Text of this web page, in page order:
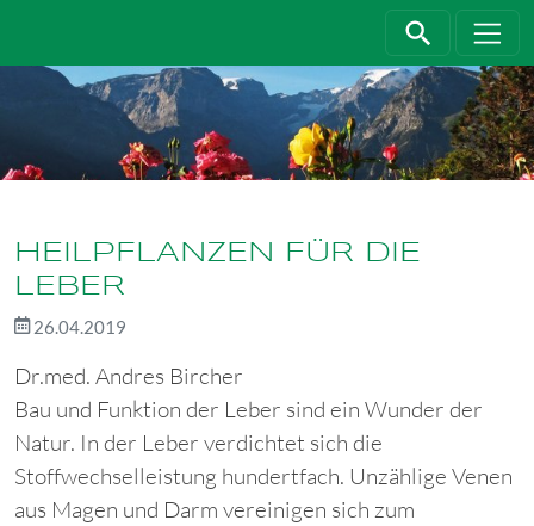
HEILPFLANZEN FÜR DIE
LEBER
26.04.2019
Dr.med. Andres Bircher
Bau und Funktion der Leber sind ein Wunder der
Natur. In der Leber verdichtet sich die
Stoffwechselleistung hundertfach. Unzählige Venen
aus Magen und Darm vereinigen sich zum